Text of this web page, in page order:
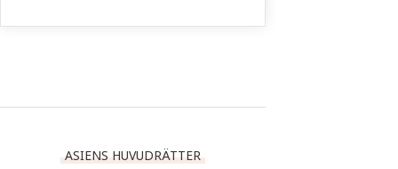
ASIENS HUVUDRÄTTER